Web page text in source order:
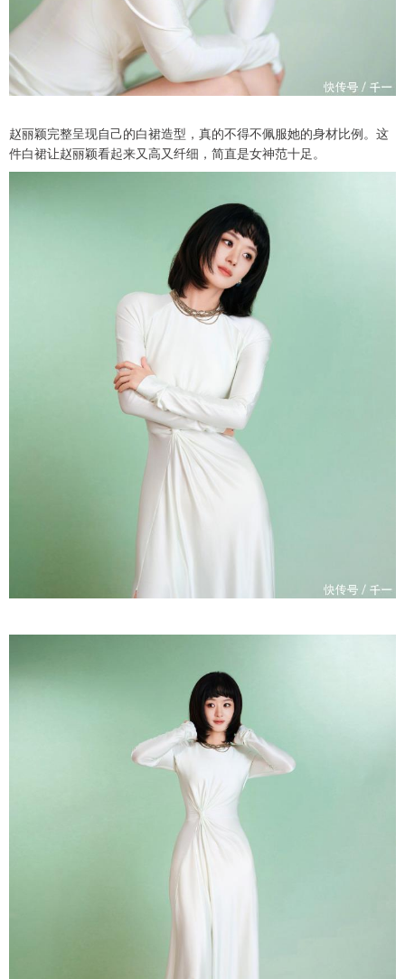
赵丽颖完整呈现自己的白裙造型，真的不得不佩服她的身材比例。这
件白裙让赵丽颖看起来又高又纤细，简直是女神范十足。